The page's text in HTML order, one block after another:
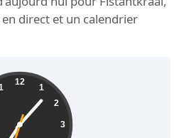
direct et un calendrier
12
1
2
3